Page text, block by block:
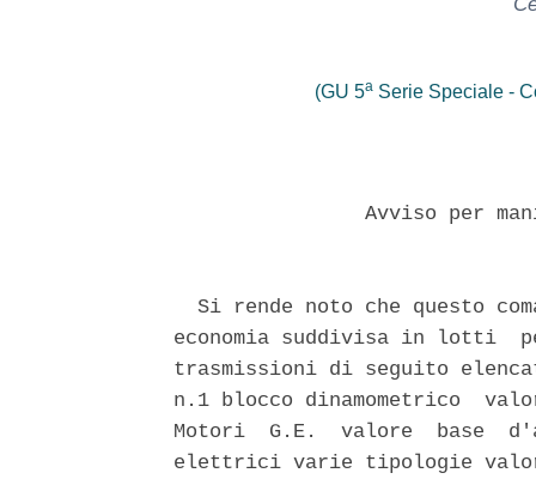
(GU 5a Serie Speciale -
Avviso per
Si rende noto che questo
economia suddivisa in lotti
trasmissioni di seguito
n.1 blocco dinamometrico
Motori  G.E.  valore  base
elettrici varie tipologie